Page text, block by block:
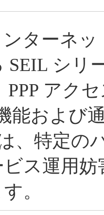
ターネ
SEIL シリ
PPP アク
能および
、特定の
ス運用妨
。